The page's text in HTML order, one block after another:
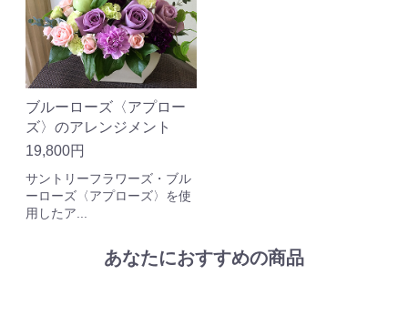
ブルーローズ〈アプロー
ズ〉のアレンジメント
19,800円
サントリーフラワーズ・ブル
ーローズ〈アプローズ〉を使
用したア...
あなたにおすすめの商品